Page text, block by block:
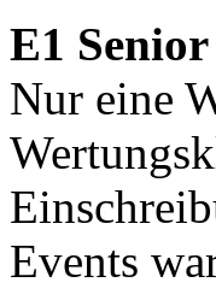
E1
Nur eine
Events